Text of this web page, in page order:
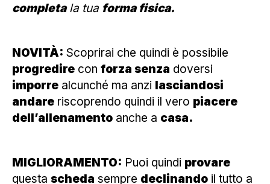
completala tua forma fisica.
NOVITÀ: Scoprirai che quindi è possibile
progredire con forza senza doversi
imporre alcunché ma anzi lasciandosi
andare riscoprendo quindi il vero piacere
dell’allenamento anche a casa.
MIGLIORAMENTO: Puoi quindi provare
questa scheda sempre declinando il tutto a